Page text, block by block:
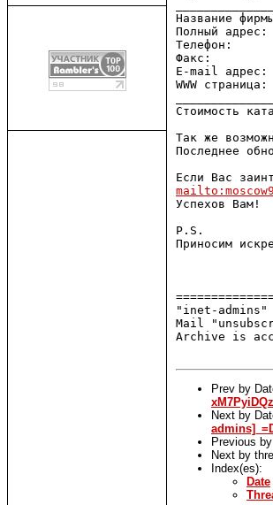
Название
Полный адрес:
Телефон:
Факс:
E-mail адрес:
WWW
Стоимость
Так же
Последнее
Успехов Вам!
P.S.
Приносим
"inet-
Mail
Archive is
Prev by
Next by
Previous
Next by
Index(es):
Date